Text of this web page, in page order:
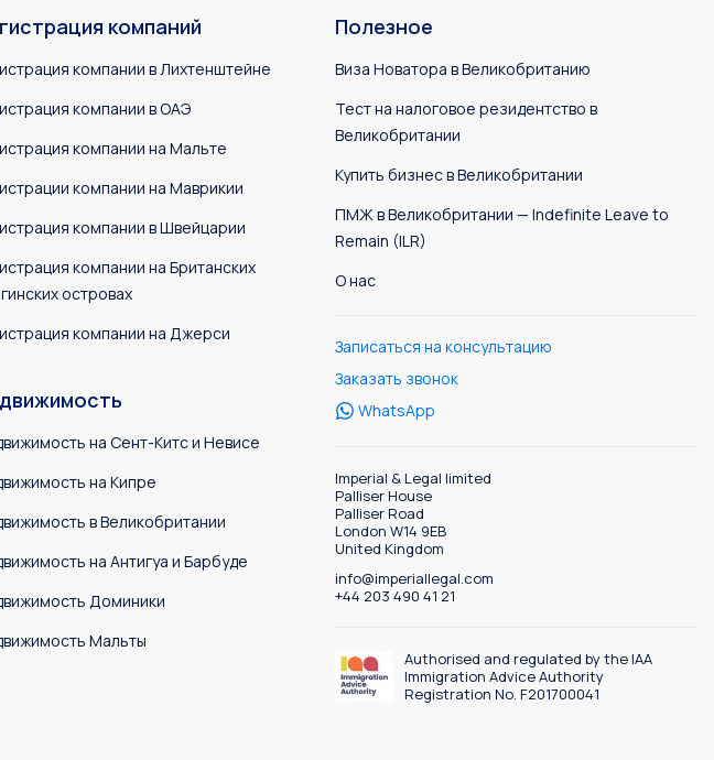
компаний
компании в Лихтенштейне
компании в ОАЭ
компании на Мальте
компании на Маврикии
компании в Швейцарии
компании на Британских
островах
компании на Джерси
на Сент-Китс и Невисе
на Кипре
в Великобритании
на Антигуа и Барбуде
Доминики
Мальты
Полезное
Виза Новатора в Великобританию
Тест на налоговое резидентство в
Великобритании
Купить бизнес в Великобритании
ПМЖ в Великобритании — Indefinite Leave to
Remain (ILR)
О нас
Записаться на консультацию
Заказать звонок
WhatsApp
Imperial & Legal limited
Palliser House
Palliser Road
London W14 9EB
United Kingdom
info@imperiallegal.com
+44 203 490 41 21
Authorised and regulated by the IAA
Immigration Advice Authority
Registration No. F201700041